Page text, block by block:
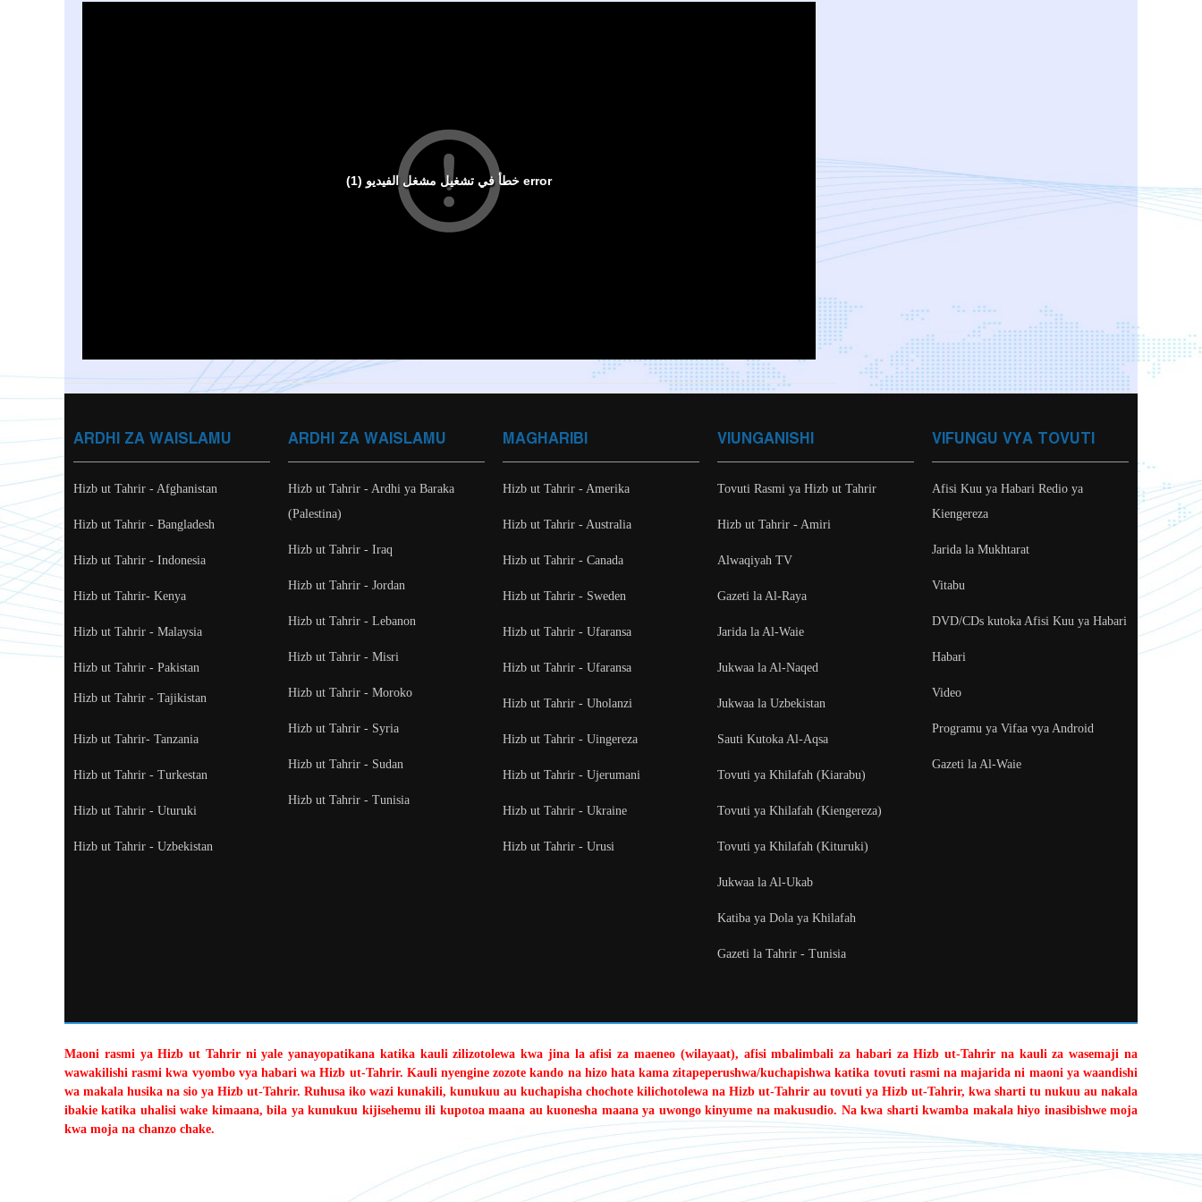
VIFUNGU VYA TOVUTI
Afisi Kuu ya Habari Redio ya
Kiengereza
Jarida la Mukhtarat
Vitabu
DVD/CDs kutoka Afisi Kuu ya Habari
Habari
Video
Programu ya Vifaa vya Android
Gazeti la Al-Waie
VIUNGANISHI
Tovuti Rasmi ya Hizb ut Tahrir
Hizb ut Tahrir - Amiri
Alwaqiyah TV
Gazeti la Al-Raya
Jarida la Al-Waie
Jukwaa la Al-Naqed
Jukwaa la Uzbekistan
Sauti Kutoka Al-Aqsa
Tovuti ya Khilafah (Kiarabu)
Tovuti ya Khilafah (Kiengereza)
Tovuti ya Khilafah (Kituruki)
Jukwaa la Al-Ukab
Katiba ya Dola ya Khilafah
Gazeti la Tahrir - Tunisia
MAGHARIBI
Hizb ut Tahrir - Amerika
Hizb ut Tahrir - Australia
Hizb ut Tahrir - Canada
Hizb ut Tahrir - Sweden
Hizb ut Tahrir - Ufaransa
Hizb ut Tahrir - Ufaransa
Hizb ut Tahrir - Uholanzi
Hizb ut Tahrir - Uingereza
Hizb ut Tahrir - Ujerumani
Hizb ut Tahrir - Ukraine
Hizb ut Tahrir - Urusi
ARDHI ZA WAISLAMU
Hizb ut Tahrir - Ardhi ya Baraka
(Palestina)
Hizb ut Tahrir - Iraq
Hizb ut Tahrir - Jordan
Hizb ut Tahrir - Lebanon
Hizb ut Tahrir - Misri
Hizb ut Tahrir - Moroko
Hizb ut Tahrir - Syria
Hizb ut Tahrir - Sudan
Hizb ut Tahrir - Tunisia
ARDHI ZA WAISLAMU
Hizb ut Tahrir - Afghanistan
Hizb ut Tahrir - Bangladesh
Hizb ut Tahrir - Indonesia
Hizb ut Tahrir- Kenya
Hizb ut Tahrir - Malaysia
Hizb ut Tahrir - Pakistan
Hizb ut Tahrir - Tajikistan
Hizb ut Tahrir- Tanzania
Hizb ut Tahrir - Turkestan
Hizb ut Tahrir - Uturuki
Hizb ut Tahrir - Uzbekistan
Maoni rasmi ya Hizb ut Tahrir ni yale yanayopatikana katika kauli zilizotolewa kwa jina la afisi za maeneo (wilayaat), afisi mbalimbali za habari za Hizb ut-Tahrir na kauli za wasemaji na
wawakilishi rasmi kwa vyombo vya habari wa Hizb ut-Tahrir. Kauli nyengine zozote kando na hizo hata kama zitapeperushwa/kuchapishwa katika tovuti rasmi na majarida ni maoni ya waandishi
wa makala husika na sio ya Hizb ut-Tahrir. Ruhusa iko wazi kunakili, kunukuu au kuchapisha chochote kilichotolewa na Hizb ut-Tahrir au tovuti ya Hizb ut-Tahrir, kwa sharti tu nukuu au nakala
ibakie katika uhalisi wake kimaana, bila ya kunukuu kijisehemu ili kupotoa maana au kuonesha maana ya uwongo kinyume na makusudio. Na kwa sharti kwamba makala hiyo inasibishwe moja
kwa moja na chanzo chake.